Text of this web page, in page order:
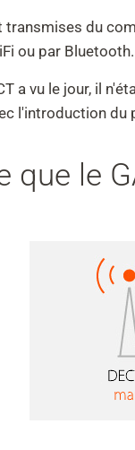
du
ou par Bluetooth.
a vu le jour, il
l'introduction du
que le